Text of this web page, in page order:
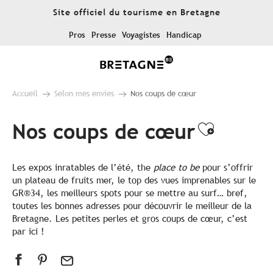
Site officiel du tourisme en Bretagne
Pros Presse Voyagistes Handicap
Accueil Selon mes envies Nos coups de cœur
Nos coups de cœur
Les expos inratables de l’été, the place to be pour s’offrir
un plateau de fruits mer, le top des vues imprenables sur le
GR®34, les meilleurs spots pour se mettre au surf… bref,
toutes les bonnes adresses pour découvrir le meilleur de la
Bretagne. Les petites perles et gros coups de cœur, c’est
par ici !